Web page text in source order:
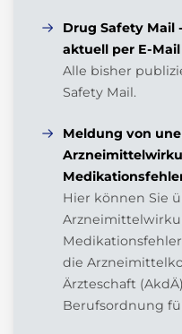
Drug Safety Mail
aktuell per E-Mail
Alle bisher
Safety Mail.
Meldung von
Hier können Sie
die
Ärzteschaft
Berufsordnung